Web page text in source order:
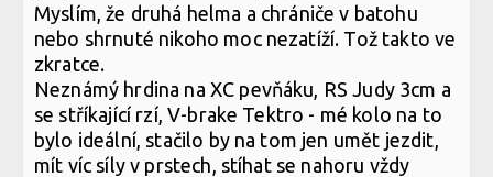
Myslím, že druhá helma a chrániče v batohu
nebo shrnuté nikoho moc nezatíží. Tož takto ve
zkratce.
Neznámý hrdina na XC pevňáku, RS Judy 3cm a
se stříkající rzí, V-brake Tektro - mé kolo na to
bylo ideální, stačilo by na tom jen umět jezdit,
mít víc síly v prstech, stíhat se nahoru vždy